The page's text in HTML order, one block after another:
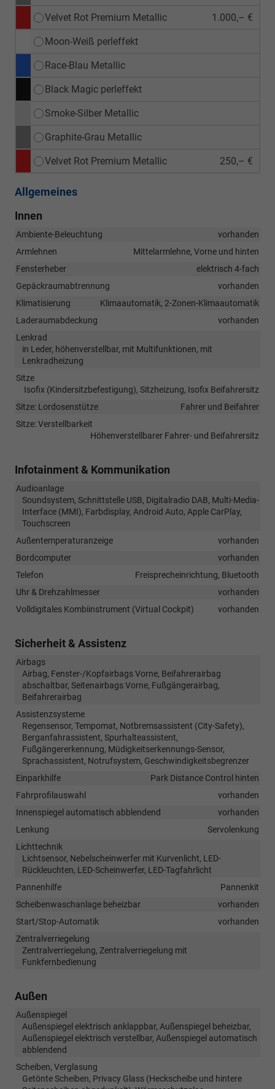
Velvet Rot Premium Metallic 1.000,– €
Moon-Weiß perleffekt
Race-Blau Metallic
Black Magic perleffekt
Smoke-Silber Metallic
Graphite-Grau Metallic
Velvet Rot Premium Metallic 250,– €
Allgemeines
Innen
Ambiente-Beleuchtung
vorhanden
Armlehnen
Mittelarmlehne, Vorne und hinten
Fensterheber
elektrisch 4-fach
Gepäckraumabtrennung
vorhanden
Klimatisierung
Klimaautomatik, 2-Zonen-Klimaautomatik
Laderaumabdeckung
vorhanden
Lenkrad
in Leder, höhenverstellbar, mit Multifunktionen, mit
Lenkradheizung
Sitze
Isofix (Kindersitzbefestigung), Sitzheizung, Isofix Beifahrersitz
Sitze: Lordosenstütze
Fahrer und Beifahrer
Sitze: Verstellbarkeit
Höhenverstellbarer Fahrer- und Beifahrersitz
Infotainment & Kommunikation
Audioanlage
Soundsystem, Schnittstelle USB, Digitalradio DAB, Multi-Media-
Interface (MMI), Farbdisplay, Android Auto, Apple CarPlay,
Touchscreen
Außentemperaturanzeige
vorhanden
Bordcomputer
vorhanden
Telefon
Freisprecheinrichtung, Bluetooth
Uhr & Drehzahlmesser
vorhanden
Volldigitales Kombiinstrument (Virtual Cockpit)
vorhanden
Sicherheit & Assistenz
Airbags
Airbag, Fenster-/Kopfairbags Vorne, Beifahrerairbag
abschaltbar, Seitenairbags Vorne, Fußgängerairbag,
Beifahrerairbag
Assistenzsysteme
Regensensor, Tempomat, Notbremsassistent (City-Safety),
Berganfahrassistent, Spurhalteassistent,
Fußgängererkennung, Müdigkeitserkennungs-Sensor,
Sprachassistent, Notrufsystem, Geschwindigkeitsbegrenzer
Einparkhilfe
Park Distance Control hinten
Fahrprofilauswahl
vorhanden
Innenspiegel automatisch abblendend
vorhanden
Lenkung
Servolenkung
Lichttechnik
Lichtsensor, Nebelscheinwerfer mit Kurvenlicht, LED-
Rückleuchten, LED-Scheinwerfer, LED-Tagfahrlicht
Pannenhilfe
Pannenkit
Scheibenwaschanlage beheizbar
vorhanden
Start/Stop-Automatik
vorhanden
Zentralverriegelung
Zentralverriegelung, Zentralverriegelung mit
Funkfernbedienung
Außen
Außenspiegel
Außenspiegel elektrisch anklappbar, Außenspiegel beheizbar,
Außenspiegel elektrisch verstellbar, Außenspiegel automatisch
abblendend
Scheiben, Verglasung
Getönte Scheiben, Privacy Glass (Heckscheibe und hintere